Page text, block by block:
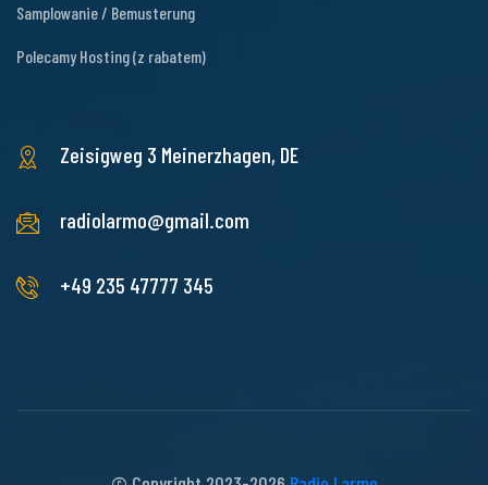
Samplowanie / Bemusterung
Polecamy Hosting (z rabatem)
Zeisigweg 3 Meinerzhagen, DE
radiolarmo@gmail.com
+49 235 47777 345